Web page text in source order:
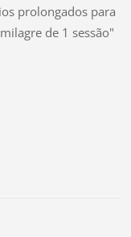
prolongados para
de 1 sessão"